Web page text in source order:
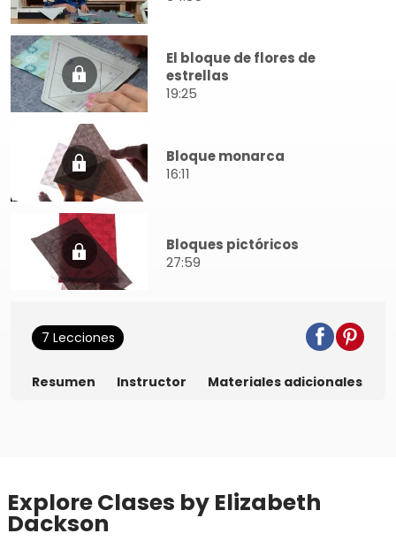
El bloque de flores de
estrellas
19:25
Bloque monarca
16:11
Bloques pictóricos
27:59
7 Lecciones
Resumen Instructor Materiales adicionales
Explore Clases by Elizabeth
Dackson